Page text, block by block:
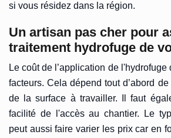
si vous résidez dans la région.
Un artisan pas cher pour
traitement hydrofuge de
Le coût de l’application de
facteurs. Cela dépend tout d’abord
de la surface à travailler. Il faut
facilité de l'accès au chantier. Le
peut aussi faire varier les prix car en